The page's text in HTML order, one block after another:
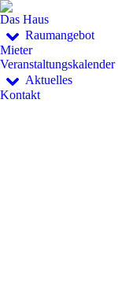
Das Haus
Raumangebot
Mieter
Veranstaltungskalender
Aktuelles
Kontakt